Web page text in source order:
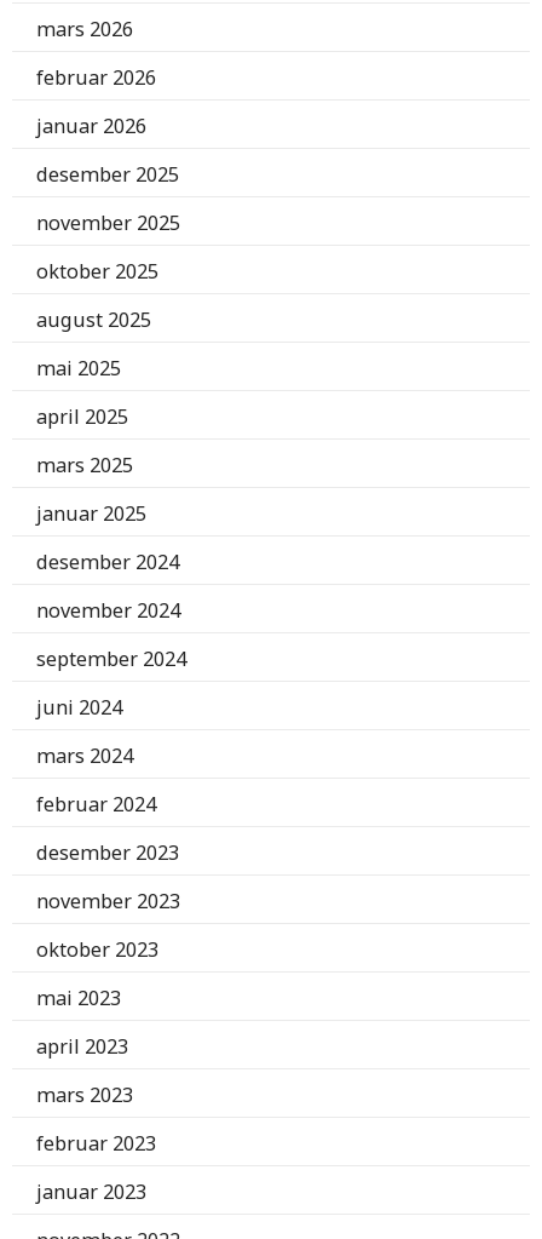
mars 2026
februar 2026
januar 2026
desember 2025
november 2025
oktober 2025
august 2025
mai 2025
april 2025
mars 2025
januar 2025
desember 2024
november 2024
september 2024
juni 2024
mars 2024
februar 2024
desember 2023
november 2023
oktober 2023
mai 2023
april 2023
mars 2023
februar 2023
januar 2023